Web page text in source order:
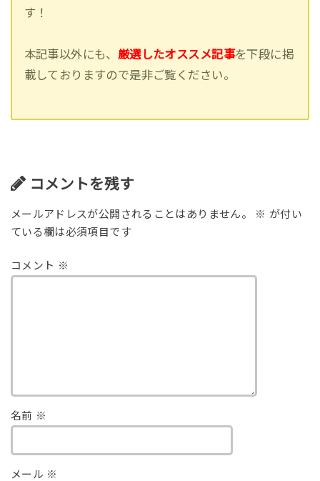
す！
本記事以外にも、 厳選したオススメ記事を下段に掲
載しておりますので是非ご覧ください。
コメントを残す
メールアドレスが公開されることはありません。 ※ が付い
ている欄は必須項目です
コメント ※
名前 ※
メール ※